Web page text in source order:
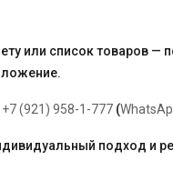
или список товаров —
+7 (921) 958-1-777 (
подход и